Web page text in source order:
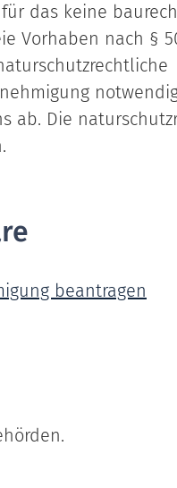
das keine
Vorhaben nach §
ab. Die
beantragen